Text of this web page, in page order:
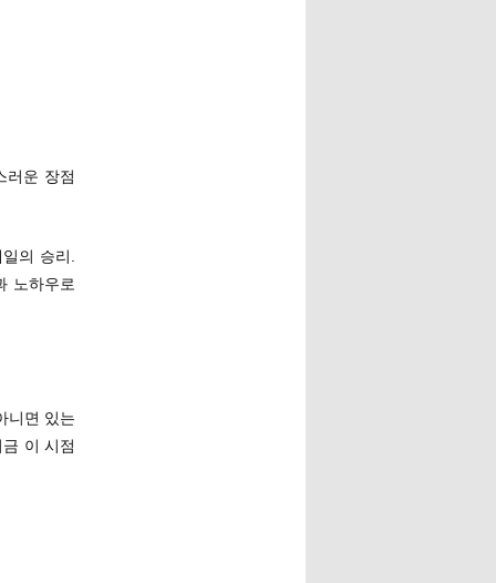
러운 장점
의 승리.
노하우로
니면 있는
이 시점